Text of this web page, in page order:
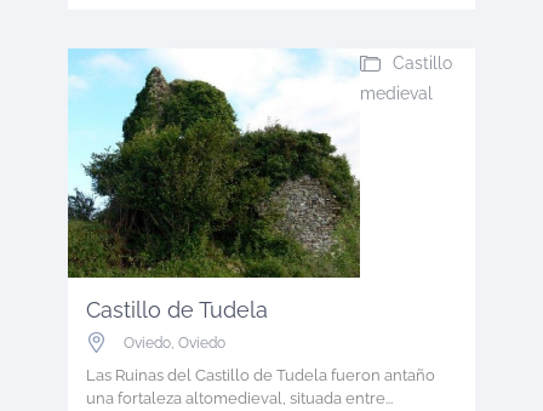
Castillo de Tudela
Oviedo, Oviedo
Las Ruinas del Castillo de Tudela fueron antaño
una fortaleza altomedieval, situada entre...
Castillo
medieval